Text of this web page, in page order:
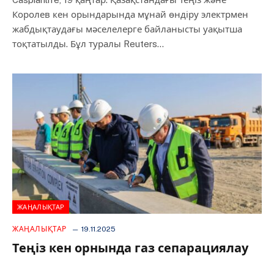
Королев кен орындарында мұнай өндіру электрмен
жабдықтаудағы мәселелерге байланысты уақытша
тоқтатылды. Бұл туралы Reuters…
ЖАҢАЛЫҚТАР
ЖАҢАЛЫҚТАР 19.11.2025
Теңіз кен орнында газ сепарациялау